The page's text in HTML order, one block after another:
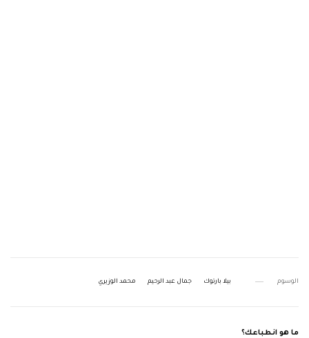
الوسوم بيلا بارتوك جمال عبد الرحيم محمد الوزيري
ما هو انطباعك؟